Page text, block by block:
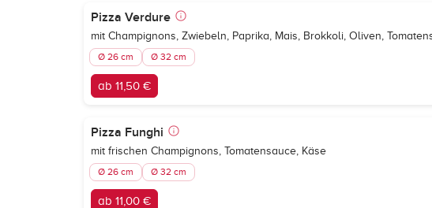
Pizza Verdure
mit Champignons, Zwiebeln, Paprika, Mais, Brokkoli, Oliven,
Ø 26 cm Ø 32 cm
ab 11,50 €
Pizza Funghi
mit frischen Champignons, Tomatensauce, Käse
Ø 26 cm Ø 32 cm
ab 11,00 €